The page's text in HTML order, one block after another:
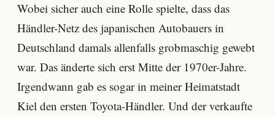
Wobei sicher auch eine Rolle spielte, dass das
Händler-Netz des japanischen Autobauers in
Deutschland damals allenfalls grobmaschig gewebt
war. Das änderte sich erst Mitte der 1970er-Jahre.
Irgendwann gab es sogar in meiner Heimatstadt
Kiel den ersten Toyota-Händler. Und der verkaufte